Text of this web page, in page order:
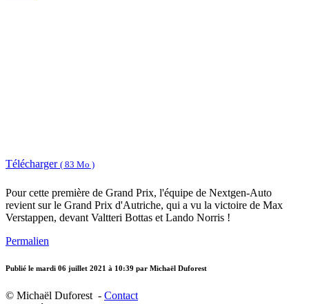
Télécharger ( 83 Mo )
Pour cette première de Grand Prix, l'équipe de Nextgen-Auto
revient sur le Grand Prix d'Autriche, qui a vu la victoire de Max
Verstappen, devant Valtteri Bottas et Lando Norris !
Permalien
Publié le mardi 06 juillet 2021 à 10:39 par Michaël Duforest
© Michaël Duforest - Contact